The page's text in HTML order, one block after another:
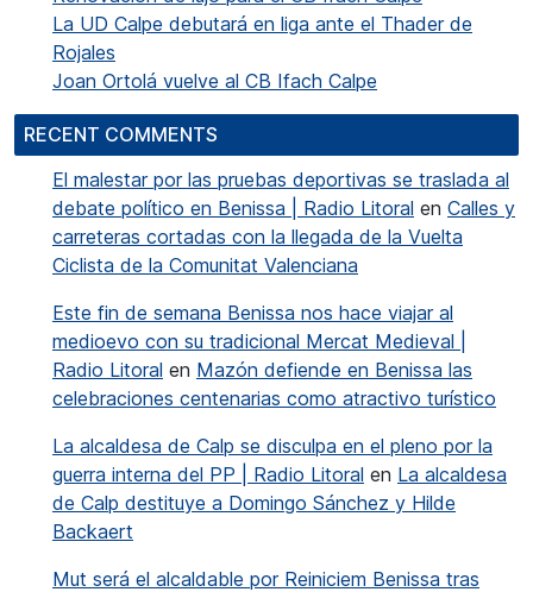
La UD Calpe debutará en liga ante el Thader de
Rojales
Joan Ortolá vuelve al CB Ifach Calpe
RECENT COMMENTS
El malestar por las pruebas deportivas se traslada al
debate político en Benissa | Radio Litoral en Calles y
carreteras cortadas con la llegada de la Vuelta
Ciclista de la Comunitat Valenciana
Este fin de semana Benissa nos hace viajar al
medioevo con su tradicional Mercat Medieval |
Radio Litoral en Mazón defiende en Benissa las
celebraciones centenarias como atractivo turístico
La alcaldesa de Calp se disculpa en el pleno por la
guerra interna del PP | Radio Litoral en La alcaldesa
de Calp destituye a Domingo Sánchez y Hilde
Backaert
Mut será el alcaldable por Reiniciem Benissa tras